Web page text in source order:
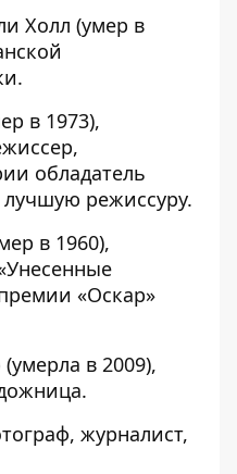
Холл (умер в
в 1973),
обладатель
режиссуру.
в 1960),
«Оскар»
в 2009),
журналист,